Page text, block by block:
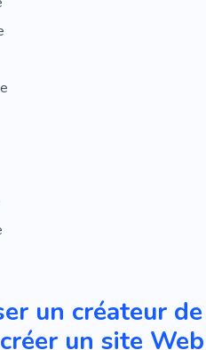
un créateur de
un site Web